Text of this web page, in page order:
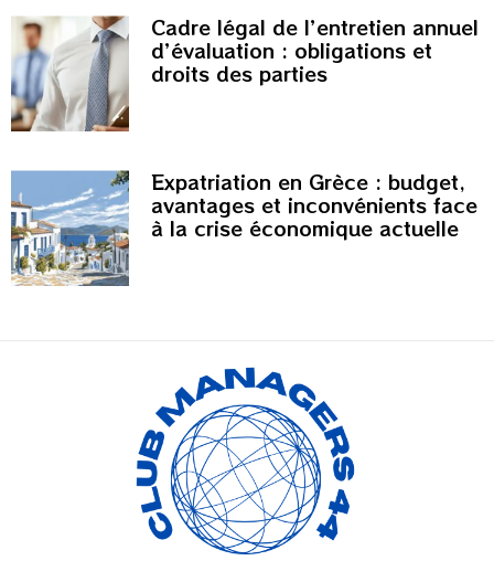
Cadre légal de l’entretien annuel
d’évaluation : obligations et
droits des parties
Expatriation en Grèce : budget,
avantages et inconvénients face
à la crise économique actuelle